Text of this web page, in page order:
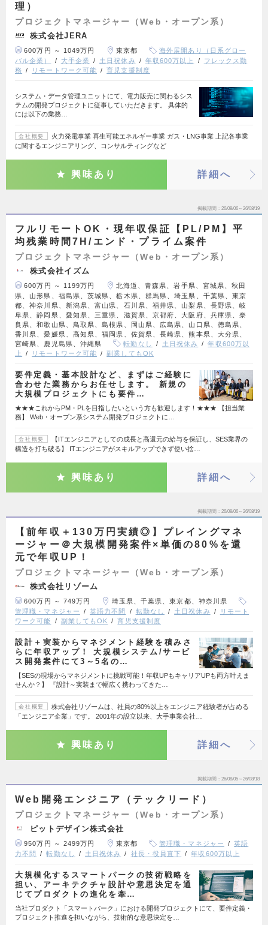
理）
プロジェクトマネージャー（Web・オープン系）
株式会社JERA
600万円 ～ 1049万円 東京都
海外展開あり（日系グロー
バル企業）
大手企業 土日祝休み 年収600万以上
フレックス勤
務
リモートワーク可能 育児支援制度
システム・データ管理ユニットにて、電力販売に関わるシス
テムの開発プロジェクトに従事していただきます。 具体的
には以下の業務…
会社概要
火力発電事業 再生可能エネルギー事業 ガス・LNG事業 上記各事業
に関するエンジニアリング、コンサルティングなど
興味あり 詳細へ
掲載期間 26/08/06～26/08/19
フルリモートOK・現年収保証【PL/PM】平
均残業時間7H/エンド・プライム案件
プロジェクトマネージャー（Web・オープン系）
株式会社イズム
600万円 ～ 1199万円
北海道、青森県、岩手県、宮城県、秋田
県、山形県、福島県、茨城県、栃木県、群馬県、埼玉県、千葉県、東京
都、神奈川県、新潟県、富山県、石川県、福井県、山梨県、長野県、岐
阜県、静岡県、愛知県、三重県、滋賀県、京都府、大阪府、兵庫県、奈
良県、和歌山県、鳥取県、島根県、岡山県、広島県、山口県、徳島県、
香川県、愛媛県、高知県、福岡県、佐賀県、長崎県、熊本県、大分県、
宮崎県、鹿児島県、沖縄県
転勤なし 土日祝休み
年収600万以
上
リモートワーク可能 副業してもOK
要件定義・基本設計など、まずはご経験に
合わせた業務からお任せします。 新規の
大規模プロジェクトにも要件…
★★★これからPM・PLを目指したいという方も歓迎します！★★★ 【担当業
務】 Web・オープン系システム開発プロジェクトに…
会社概要
【ITエンジニアとしての成長と高還元の給与を保証し、SES業界の
構造を打ち破る】 ITエンジニアがスキルアップできず使い捨…
興味あり 詳細へ
掲載期間 26/08/06～26/08/19
【前年収＋130万円実績◎】プレイングマネ
ージャー＠大規模開発案件×単価の80%を還
元で年収UP！
プロジェクトマネージャー（Web・オープン系）
株式会社リゾーム
600万円 ～ 749万円
埼玉県、千葉県、東京都、神奈川県
管理職・マネジャー
英語力不問 転勤なし 土日祝休み
リモート
ワーク可能
副業してもOK 育児支援制度
設計＋実装からマネジメント経験を積みさ
らに年収アップ！ 大規模システム/サービ
ス開発案件にて3～5名の…
【SESの現場からマネジメントに挑戦可能！年収UPもキャリアUPも両方叶えま
せんか？】 『設計～実装まで幅広く携わってきた…
会社概要
株式会社リゾームは、社員の80%以上をエンジニア経験者が占める
「エンジニア企業」です。 2001年の設立以来、大手事業会社…
興味あり 詳細へ
掲載期間 26/08/05～26/08/18
Web開発エンジニア（テックリード）
プロジェクトマネージャー（Web・オープン系）
ピットデザイン株式会社
950万円 ～ 2499万円 東京都 管理職・マネジャー
英語
力不問
転勤なし 土日祝休み 社長・役員直下 年収600万以上
大規模化するスマートパークの技術戦略を
担い、アーキテクチャ設計や意思決定を通
じてプロダクトの進化を牽…
当社プロダクト「スマートパーク」における開発プロジェクトにて、要件定義・
プロジェクト推進を担いながら、技術的な意思決定を…